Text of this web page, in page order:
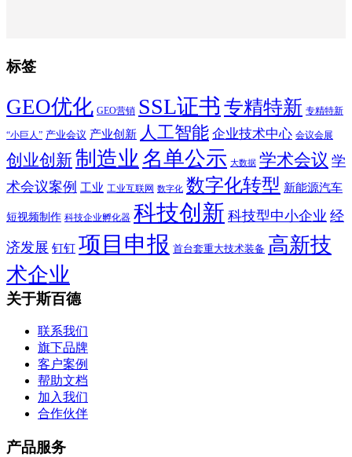
标签
GEO优化 GEO营销 SSL证书 专精特新 专精特新
“小巨人” 产业会议 产业创新 人工智能 企业技术中心 会议会展
创业创新制造业 名单公示 大数据 学术会议 学
术会议案例 工业 工业互联网 数字化 数字化转型 新能源汽车
短视频制作 科技企业孵化器 科技创新 科技型中小企业 经
济发展 钉钉 项目申报 首台套重大技术装备 高新技
术企业
关于斯百德
联系我们
旗下品牌
客户案例
帮助文档
加入我们
合作伙伴
产品服务